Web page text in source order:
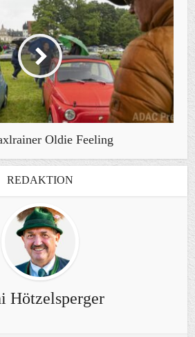
Oldie Feeling
REDAKTION
Hötzelsperger